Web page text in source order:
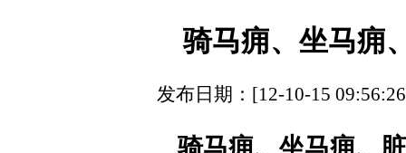
骑马痈、坐马痈
发布日期：[12-10-15
骑马痈、坐马痈、